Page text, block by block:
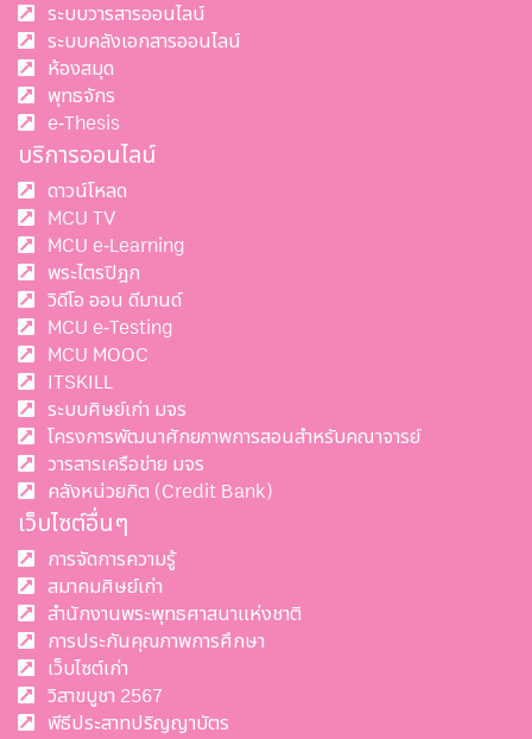
ระบบวารสารออนไลน์
ระบบคลังเอกสารออนไลน์
ห้องสมุด
พุทธจักร
e-Thesis
บริการออนไลน์
ดาวน์โหลด
MCU TV
MCU e-Learning
พระไตรปิฎก
วิดีโอ ออน ดีมานด์
MCU e-Testing
MCU MOOC
ITSKILL
ระบบศิษย์เก่า มจร
โครงการพัฒนาศักยภาพการสอนสำหรับคณาจารย์
วารสารเครือข่าย มจร
คลังหน่วยกิต (Credit Bank)
เว็บไซต์อื่นๆ
การจัดการความรู้
สมาคมศิษย์เก่า
สำนักงานพระพุทธศาสนาแห่งชาติ
การประกันคุณภาพการศึกษา
เว็บไซต์เก่า
วิสาขบูชา 2567
พีธีประสาทปริญญาบัตร